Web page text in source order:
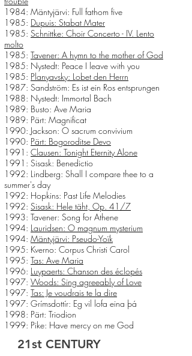
1984: Mäntyjärvi: Full fathom five
1985: Dupuis: Stabat Mater
1985: Schnittke: Choir Concerto - IV. Lento
molto
1985: Tavener: A hymn to the mother of God
1985: Nystedt: Peace I leave with you
1985: Planyavsky: Lobet den Herrn
1987: Sandström: Es ist ein Ros entsprungen
1988: Nystedt: Immortal Bach
1989: Busto: Ave Maria
1989: Pärt: Magnificat
1990: Jackson: O sacrum convivium
1990: Pärt: Bogoroditse Devo
1991: Clausen: Tonight Eternity Alone
1991: Sisask: Benedictio
1992: Lindberg: Shall I compare thee to a
summer's day
1992: Hopkins: Past Life Melodies
1992: Sisask: Hele täht, Op. 41/7
1993: Tavener: Song for Athene
1994: Lauridsen: O magnum mysterium
1994: Mäntyjärvi: Pseudo-Yoïk
1995: Kverno: Corpus Christi Carol
1995: Tas: Ave Maria
1996: Luypaerts: Chanson des éclopés
1997: Woods: Sing agreeably of Love
1997: Tas: Je voudrais te la dire
1997: Grímsdottír: Eg vil lofa eina þá
1998: Pärt: Triodion
1999: Pike: Have mercy on me God
21st CENTURY